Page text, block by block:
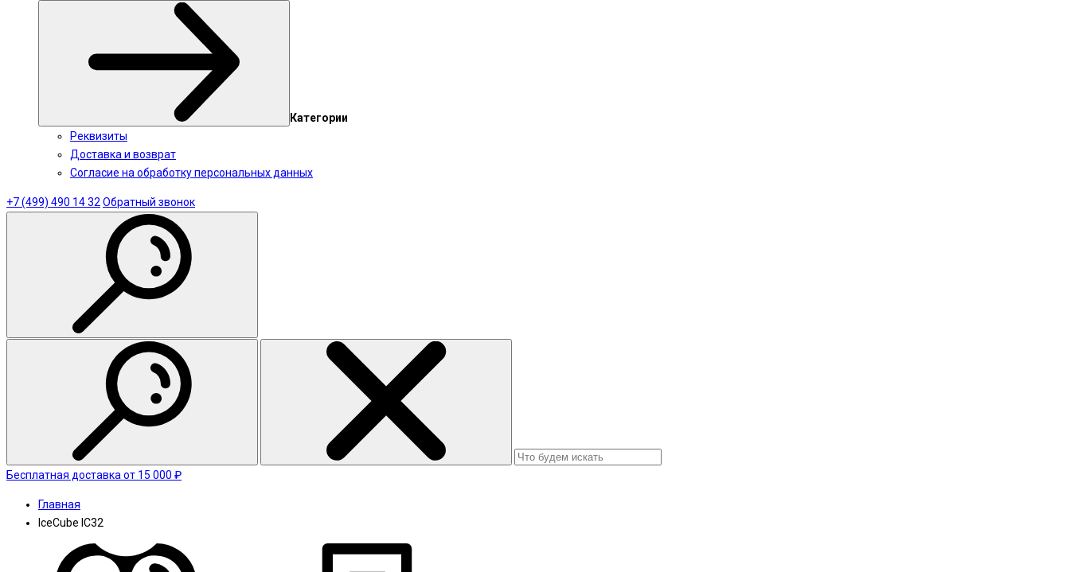
Категории
Реквизиты
Доставка и возврат
Согласие на обработку персональных данных
+7 (499) 490 14 32 Обратный звонок
Бесплатная доставка от 15 000 ₽
Главная
IceCube IC32